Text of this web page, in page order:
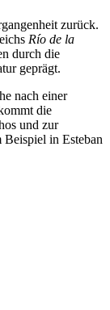
zurück.
Río de la
durch die
geprägt.
nach einer
die
und zur
Beispiel in Esteban